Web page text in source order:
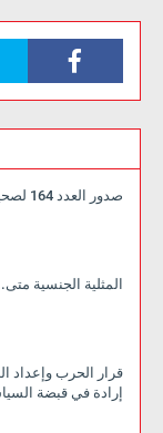
صدور العدد 164 لصحيفة الحدث الاسبوعي من لندن
المثلية الجنسية
قرار الحرب وإعداد
إرادة في قبضة